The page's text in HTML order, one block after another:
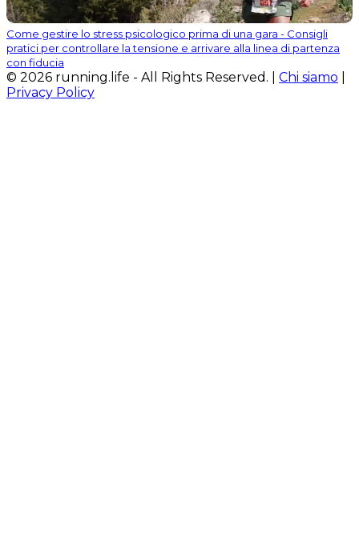
Come gestire lo stress psicologico prima di una gara - Consigli
pratici per controllare la tensione e arrivare alla linea di partenza
con fiducia
© 2026 running.life - All Rights Reserved. | Chi siamo
Privacy Policy